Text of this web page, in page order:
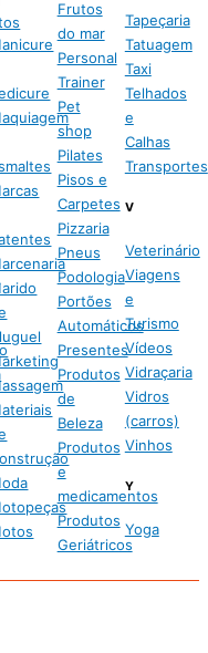
Frutos
do mar
Personal
Trainer
Pet
shop
Pilates
Pisos e
Carpetes
Pizzaria
Pneus
Podologia
Portões
Automáticos
Presentes
Produtos
de
Beleza
Produtos
e
medicamentos
Produtos
Geriátricos
Tapeçaria
Tatuagem
Taxi
Telhados
e
Calhas
Transportes
V
Veterinário
Viagens
e
Turismo
Vídeos
Vidraçaria
Vidros
(carros)
Vinhos
Y
Yoga